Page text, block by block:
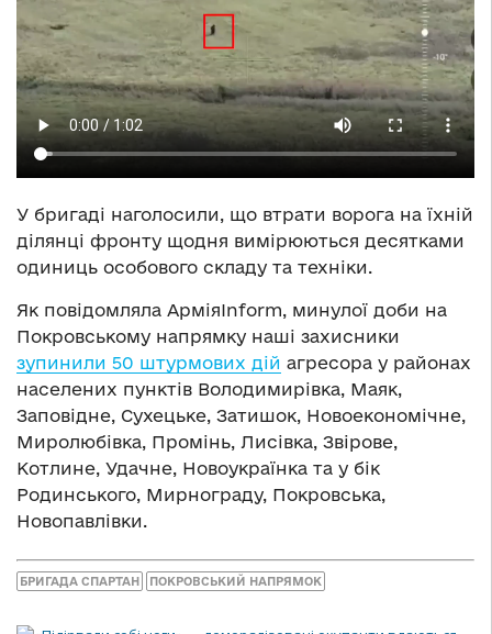
У бригаді наголосили, що втрати ворога на їхній
ділянці фронту щодня вимірюються десятками
одиниць особового складу та техніки.
Як повідомляла АрміяInform, минулої доби на
Покровському напрямку наші захисники
зупинили 50 штурмових дій агресора у районах
населених пунктів Володимирівка, Маяк,
Заповідне, Сухецьке, Затишок, Новоекономічне,
Миролюбівка, Промінь, Лисівка, Звірове,
Котлине, Удачне, Новоукраїнка та у бік
Родинського, Мирнограду, Покровська,
Новопавлівки.
БРИГАДА СПАРТАН ПОКРОВСЬКИЙ НАПРЯМОК